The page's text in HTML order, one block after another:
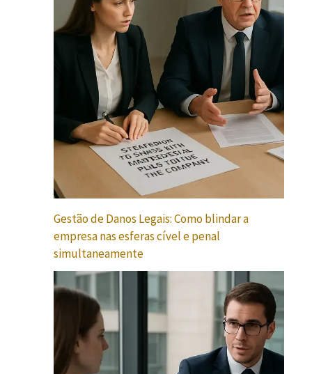
Gestão de Danos Legais: Como blindar a
empresa nas esferas cível e penal
simultaneamente